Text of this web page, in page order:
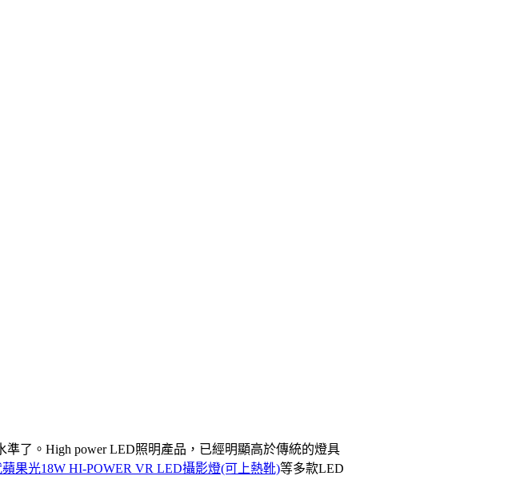
了。High power LED照明產品，已經明顯高於傳統的燈具
果光18W HI-POWER VR LED攝影燈(可上熱靴)等多款LED